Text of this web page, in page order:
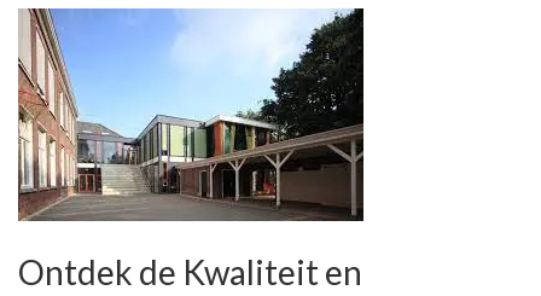
Ontdek de Kwaliteit en